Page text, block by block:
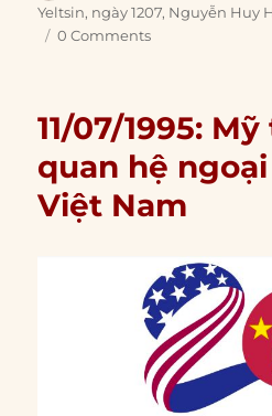
on
Yeltsin, ngày 1207, Nguyễn Huy
0 Comments
11/07/1995:
quan hệ
Việt Nam